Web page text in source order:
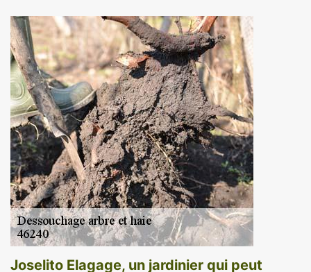
Joselito Elagage, un jardinier qui peut